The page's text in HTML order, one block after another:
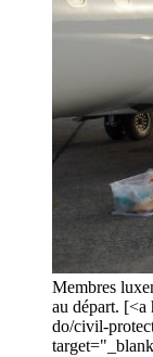
Membres
au départ.
do/civil-